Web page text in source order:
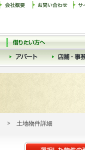
土地物件詳細